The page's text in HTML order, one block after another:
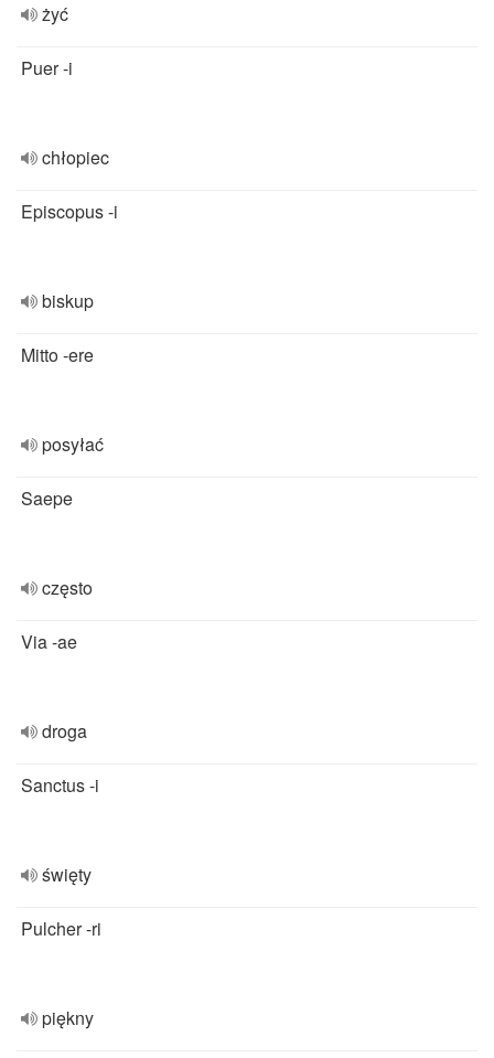
żyć
Puer -i
chłopiec
Episcopus -i
biskup
Mitto -ere
posyłać
Saepe
często
Via -ae
droga
Sanctus -i
święty
Pulcher -ri
piękny